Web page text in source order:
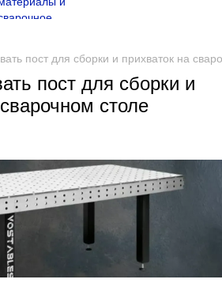
пост для сборки и прихваток на
пост для сборки и
столе